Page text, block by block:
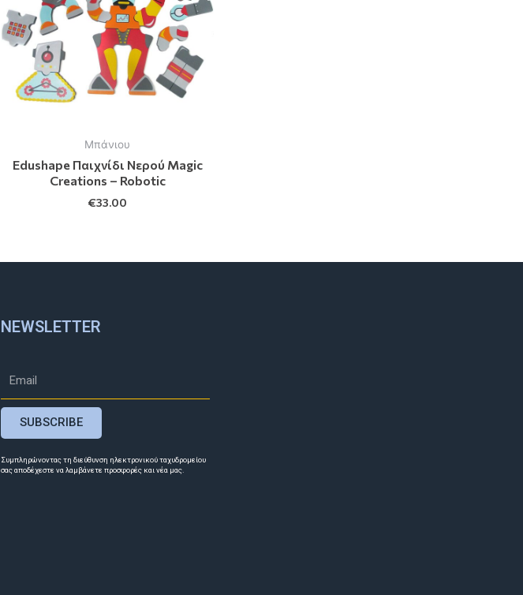
Μπάνιου
Edushape Παιχνίδι Νερού Magic
Creations – Robotic
€33.00
NEWSLETTER
SUBSCRIBE
Συμπληρώνοντας τη διεύθυνση ηλεκτρονικού ταχυδρομείου
σας αποδέχεστε να λαμβάνετε προσφορές και νέα μας.